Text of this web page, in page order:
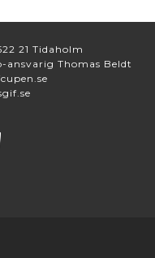
21 Tidaholm
Thomas Beldt